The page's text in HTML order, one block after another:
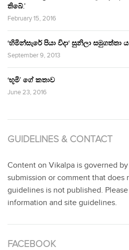
තිබේ.’
February 15, 2016
‘හිමින්සැරේ පියා විදා‘ සුනිලා සමුගත්තා
September 9, 2013
‘භූමි’ ගේ කතාව
June 23, 2016
GUIDELINES & CONTACT
Content on Vikalpa is governed
submission or comment that does
guidelines is not published.
information and site guidelines.
FACEBOOK